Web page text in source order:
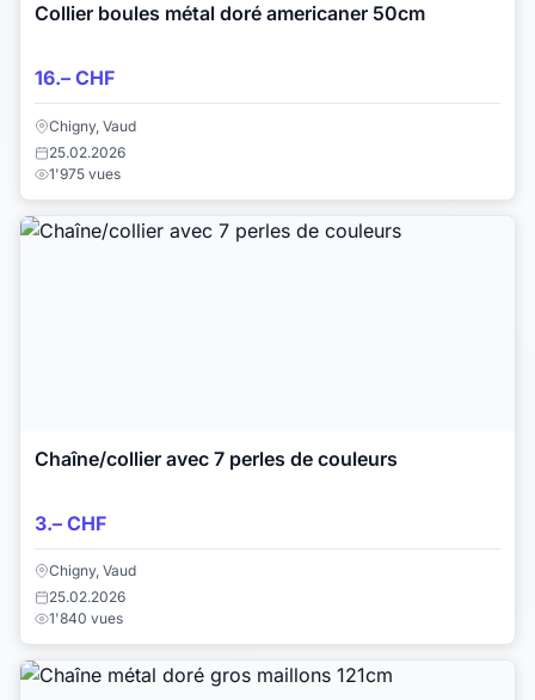
Collier boules métal doré americaner 50cm
16.– CHF
Chigny, Vaud
25.02.2026
1'975 vues
Chaîne/collier avec 7 perles de couleurs
3.– CHF
Chigny, Vaud
25.02.2026
1'840 vues